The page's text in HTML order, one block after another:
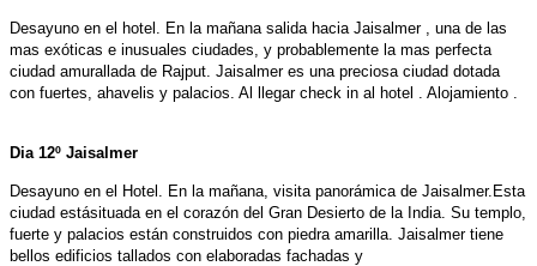
Desayuno en el hotel. En la mañana salida hacia Jaisalmer , una de las
mas exóticas e inusuales ciudades, y probablemente la mas perfecta
ciudad amurallada de Rajput. Jaisalmer es una preciosa ciudad dotada
con fuertes, ahavelis y palacios. Al llegar check in al hotel . Alojamiento .
Dia 12º Jaisalmer
Desayuno en el Hotel. En la mañana, visita panorámica de Jaisalmer.Esta
ciudad estásituada en el corazón del Gran Desierto de la India. Su templo,
fuerte y palacios están construidos con piedra amarilla. Jaisalmer tiene
bellos edificios tallados con elaboradas fachadas y